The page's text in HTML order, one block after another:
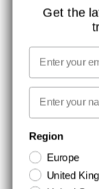
ISO-CERTIFICERING
GLOBAL RÆKKEVIDDE
MISSION, VISION OG
KONTAKT
NYHEDSBREV
Hold dig opdateret
opbevares sikkert
Get the
Email
First name
Region
Europe
United